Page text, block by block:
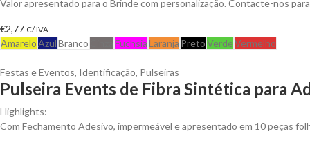
Valor apresentado para o Brinde com personalização. Contacte-nos
€2,77 C/ IVA
AmareloAzulBranco FuchsiaLaranja PretoVerdeVermelho
Festas e Eventos, Identificação, Pulseiras
Pulseira Events de Fibra Sintética para
Highlights:
Com Fechamento Adesivo, impermeável e apresentado em 10 peças